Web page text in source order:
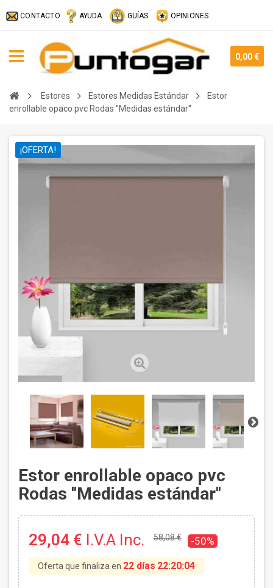
CONTACTO AYUDA GUÍAS OPINIONES
0,00 €
Estores Estores Medidas Estándar
Estor
enrollable opaco pvc Rodas ''Medidas estándar''
¡OFERTA!
Estor enrollable opaco pvc
Rodas ''Medidas estándar''
29,04 € I.V.A Inc. 58,08 € -50%
Oferta que finaliza en 22 días 22:20:03